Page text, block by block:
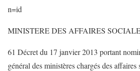
n=id
MINISTERE DES AFFAIRES
61 Décret du 17 janvier 2013 portant
général des ministères chargés des